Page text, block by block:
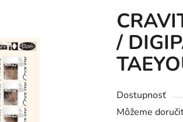
/
Dostupnosť
Môžeme